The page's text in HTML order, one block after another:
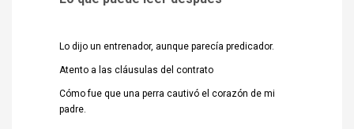
Lo dijo un entrenador, aunque parecía predicador.
Atento a las cláusulas del contrato
Cómo fue que una perra cautivó el corazón de mi
padre.